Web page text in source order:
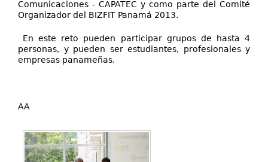
Comunicaciones - CAPATEC y como parte del Comité
Organizador del BIZFIT Panamá 2013.
En este reto pueden participar grupos de hasta 4
personas, y pueden ser estudiantes, profesionales y
empresas panameñas.
AA